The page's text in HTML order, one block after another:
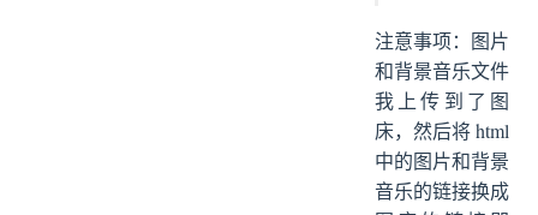
注意事项：图片
和背景音乐文件
我上传到了图
床，然后将 html
中的图片和背景
音乐的链接换成